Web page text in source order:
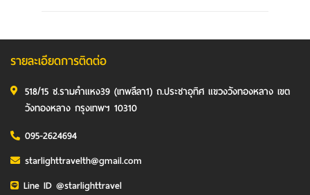
รายละเอียดการติดต่อ
518/15 ซ.รามคำแหง39 (เทพลีลา1) ถ.ประชาอุทิศ แขวงวังทองหลาง เขต
วังทองหลาง กรุงเทพฯ 10310
095-2624694
starlighttravelth@gmail.com
Line ID @starlighttravel